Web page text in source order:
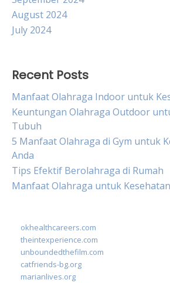
August 2024
July 2024
Recent Posts
Manfaat Olahraga Indoor untuk
Keuntungan Olahraga Outdoor
Tubuh
5 Manfaat Olahraga di Gym untuk
Anda
Tips Efektif Berolahraga di Rumah
Manfaat Olahraga untuk
okhealthcareers.com
theintexperience.com
unboundedthefilm.com
catfriends-bg.org
marianlives.org